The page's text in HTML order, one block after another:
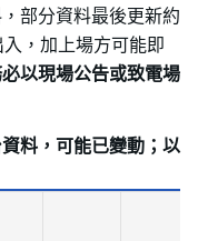
部分資料最後更新約
，加上場方可能即
以現場公告或致電場
資料，可能已變動；以